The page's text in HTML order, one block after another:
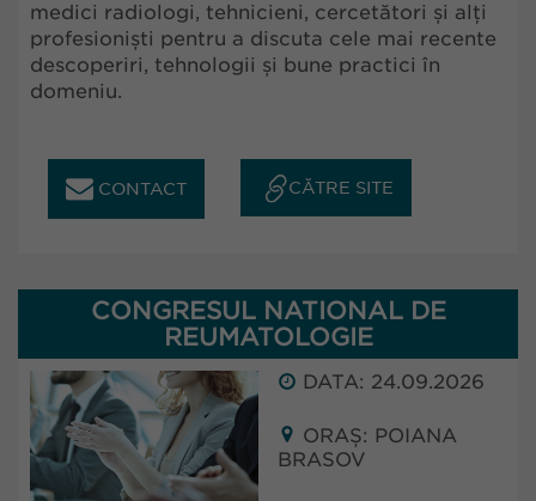
medici radiologi, tehnicieni, cercetători și alți
profesioniști pentru a discuta cele mai recente
descoperiri, tehnologii și bune practici în
domeniu.
CONTACT CĂTRE SITE
CONGRESUL NATIONAL DE
REUMATOLOGIE
DATA: 24.09.2026
ORAȘ: POIANA
BRASOV